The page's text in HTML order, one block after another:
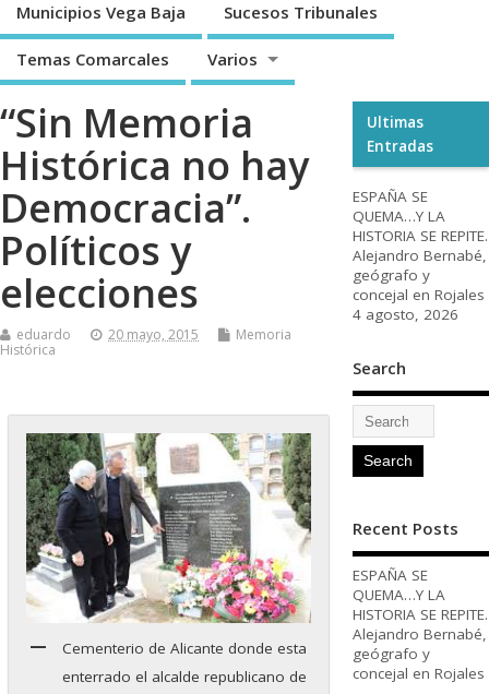
Municipios Vega Baja Sucesos Tribunales
Temas Comarcales Varios
“Sin Memoria
Histórica no hay
Democracia”.
Políticos y
elecciones
eduardo 20 mayo, 2015
Memoria
Histórica
Cementerio de Alicante donde esta
enterrado el alcalde republicano de
Ultimas
Entradas
ESPAÑA SE
QUEMA…Y LA
HISTORIA SE REPITE.
Alejandro Bernabé,
geógrafo y
concejal en Rojales
4 agosto, 2026
Search
Recent Posts
ESPAÑA SE
QUEMA…Y LA
HISTORIA SE REPITE.
Alejandro Bernabé,
geógrafo y
concejal en Rojales